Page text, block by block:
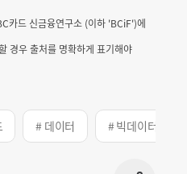
카드 신금융연구소 (이하 'BCiF')에
경우 출처를 명확하게 표기해야
# 데이터 # 빅데이터